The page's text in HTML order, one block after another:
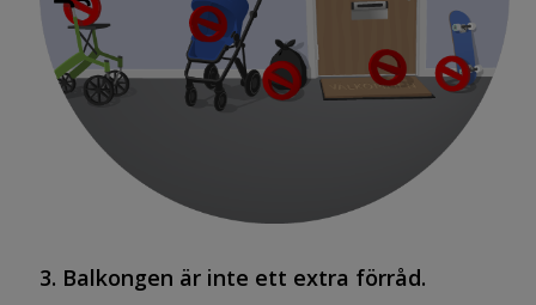
3. Balkongen är inte ett extra förråd.